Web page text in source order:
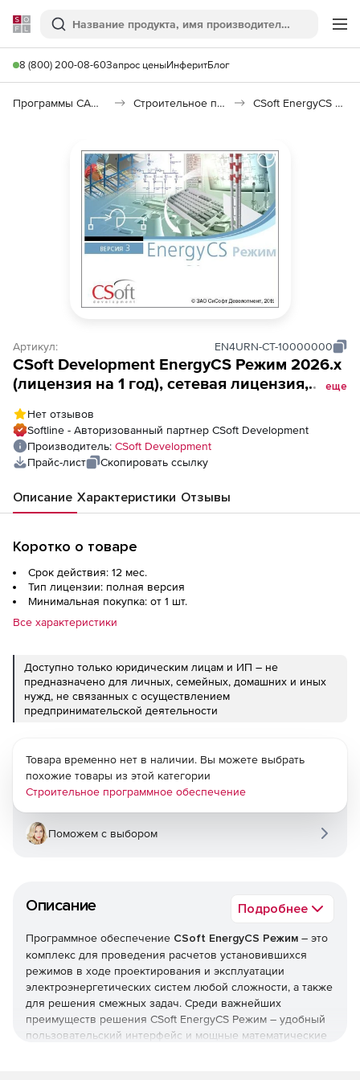
Softline
Поиск
8 (800) 200-08-60Запрос ценыИнферитБлог
Программы САПР и ГИС Строительное программное обеспечение CSoft EnergyCS Режим
Артикул: EN4URN-CT-10000000
CSoft Development EnergyCS Режим 2026.x
(лицензия на 1 год), cетевая лицензия,
еще
Нет отзывов
Softline - Авторизованный партнер CSoft Development
Производитель: CSoft Development
Прайс-лист
Скопировать ссылку
Описание Характеристики Отзывы
Коротко о товаре
Срок действия: 12 мес.
Тип лицензии: полная версия
Минимальная покупка: от 1 шт.
Все характеристики
Доступно только юридическим лицам и ИП – не
предназначено для личных, семейных, домашних и иных
нужд, не связанных с осуществлением
предпринимательской деятельности
Описание Подробнее
Программное обеспечение CSoft EnergyCS Режим – это
комплекс для проведения расчетов установившихся
режимов в ходе проектирования и эксплуатации
электроэнергетических систем любой сложности, а также
для решения смежных задач. Среди важнейших
преимуществ решения CSoft EnergyCS Режим – удобный
пользовательский интерфейс и мощные математические
Товара временно нет в наличии. Вы можете выбрать
похожие товары из этой категории
Строительное программное обеспечение
Поможем с выбором